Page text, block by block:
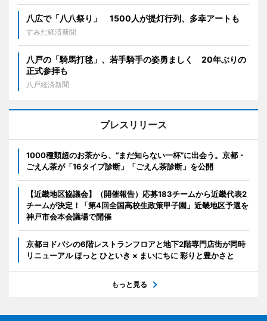
八広で「八八祭り」 1500人が提灯行列、多幸アートも
すみだ経済新聞
八戸の「騎馬打毬」、若手騎手の姿勇ましく 20年ぶりの
正式参拝も
八戸経済新聞
プレスリリース
1000種類超のお茶から、“まだ知らない一杯”に出会う。京都・
ごえん茶が「16タイプ診断」「ごえん茶診断」を公開
【近畿地区協議会】（開催報告）応募183チームから近畿代表2
チームが決定！「第4回全国高校生政策甲子園」近畿地区予選を
神戸市会本会議場で開催
京都ヨドバシの6階レストランフロアと地下2階専門店街が同時
リニューアル ほっと ひといき × まいにちに 彩りと豊かさと
もっと見る